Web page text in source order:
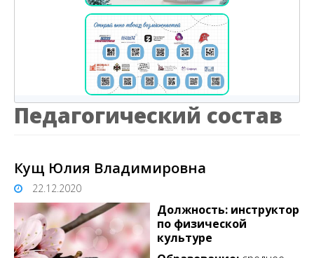
Педагогический состав
Кущ Юлия Владимировна
22.12.2020
Должность: инструктор
по физической
культуре